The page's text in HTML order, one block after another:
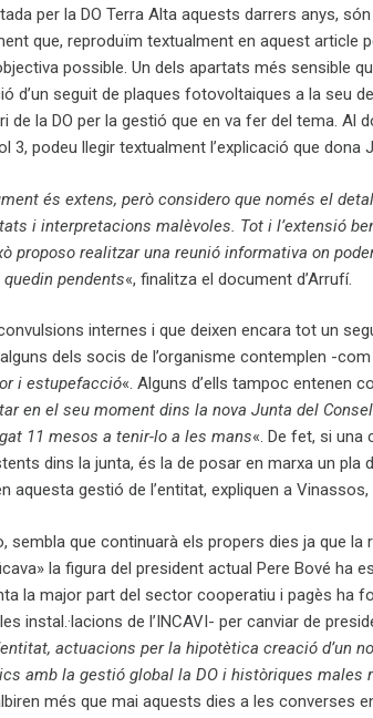
per la DO Terra Alta aquests darrers anys,
que, reproduïm textualment en aquest article
possible. Un dels apartats més sensible
d’un seguit de plaques fotovoltaiques a la seu
de la DO per la gestió que en va fer del tema. Al
3, podeu llegir textualment l’explicació que dona
és extens, però considero que només el
i interpretacions malèvoles. Tot i l’extensió
proposo realitzar una reunió informativa on
pendents«, finalitza el document d’Arrufí.
internes i que deixen encara tot un
dels socis de l’organisme contemplen -
i estupefacció«. Alguns d’ells tampoc entenen
en el seu moment dins la nova Junta del
11 mesos a tenir-lo a les mans«. De fet, si una
dins la junta, és la de posar en marxa un pla
aquesta gestió de l’entitat, expliquen a
que continuarà els propers dies ja que la
la figura del president actual Pere Bové ha
la major part del sector cooperatiu i pagès ha
instal.·lacions de l’INCAVI- per canviar de
actuacions per la hipotètica creació d’un
amb la gestió global la DO i històriques males
més que mai aquests dies a les converses